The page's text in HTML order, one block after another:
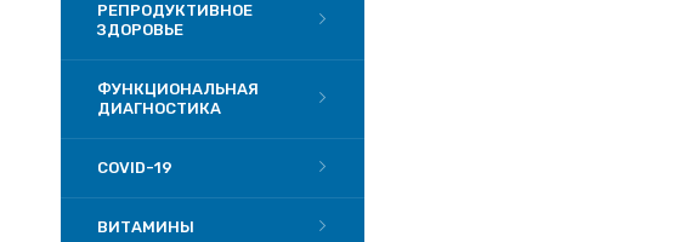
РЕПРОДУКТИВНОЕ
ЗДОРОВЬЕ
ФУНКЦИОНАЛЬНАЯ
ДИАГНОСТИКА
COVID-19
ВИТАМИНЫ